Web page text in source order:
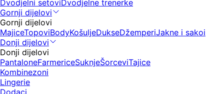
Dvodjelni setoviDvodjelne trenerke
Gornji dijelovi
Gornji dijelovi
MajiceTopoviBodyKošuljeDukseDžemperiJakne i sakoi
Donji dijelovi
Donji dijelovi
PantaloneFarmericeSuknjeŠorceviTajice
Kombinezoni
Lingerie
Dodaci